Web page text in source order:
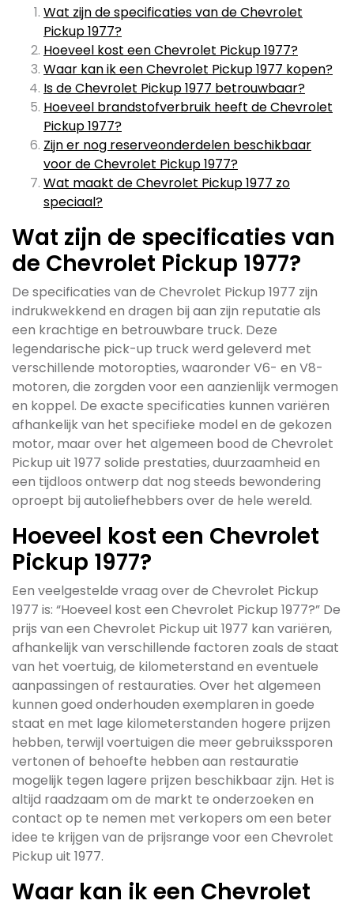
Wat zijn de specificaties van de Chevrolet
Pickup 1977?
Hoeveel kost een Chevrolet Pickup 1977?
Waar kan ik een Chevrolet Pickup 1977 kopen?
Is de Chevrolet Pickup 1977 betrouwbaar?
Hoeveel brandstofverbruik heeft de Chevrolet
Pickup 1977?
Zijn er nog reserveonderdelen beschikbaar
voor de Chevrolet Pickup 1977?
Wat maakt de Chevrolet Pickup 1977 zo
speciaal?
Wat zijn de specificaties van
de Chevrolet Pickup 1977?
De specificaties van de Chevrolet Pickup 1977 zijn
indrukwekkend en dragen bij aan zijn reputatie als
een krachtige en betrouwbare truck. Deze
legendarische pick-up truck werd geleverd met
verschillende motoropties, waaronder V6- en V8-
motoren, die zorgden voor een aanzienlijk vermogen
en koppel. De exacte specificaties kunnen variëren
afhankelijk van het specifieke model en de gekozen
motor, maar over het algemeen bood de Chevrolet
Pickup uit 1977 solide prestaties, duurzaamheid en
een tijdloos ontwerp dat nog steeds bewondering
oproept bij autoliefhebbers over de hele wereld.
Hoeveel kost een Chevrolet
Pickup 1977?
Een veelgestelde vraag over de Chevrolet Pickup
1977 is: “Hoeveel kost een Chevrolet Pickup 1977?” De
prijs van een Chevrolet Pickup uit 1977 kan variëren,
afhankelijk van verschillende factoren zoals de staat
van het voertuig, de kilometerstand en eventuele
aanpassingen of restauraties. Over het algemeen
kunnen goed onderhouden exemplaren in goede
staat en met lage kilometerstanden hogere prijzen
hebben, terwijl voertuigen die meer gebruikssporen
vertonen of behoefte hebben aan restauratie
mogelijk tegen lagere prijzen beschikbaar zijn. Het is
altijd raadzaam om de markt te onderzoeken en
contact op te nemen met verkopers om een beter
idee te krijgen van de prijsrange voor een Chevrolet
Pickup uit 1977.
Waar kan ik een Chevrolet